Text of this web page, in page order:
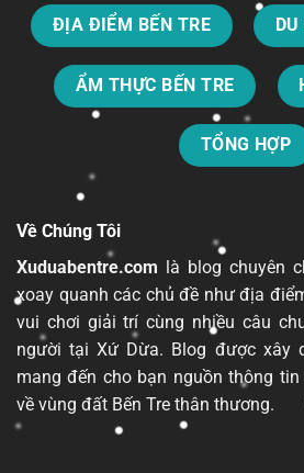
ĐỊA ĐIỂM BẾN TRE
ẨM THỰC BẾN TRE
TỔNG HỢP
Về Chúng Tôi
Xuduabentre.com là blog chuyên
xoay quanh các chủ đề như địa
vui chơi giải trí cùng nhiều câu
người tại Xứ Dừa. Blog được xây
mang đến cho bạn nguồn thông
về vùng đất Bến Tre thân thương.